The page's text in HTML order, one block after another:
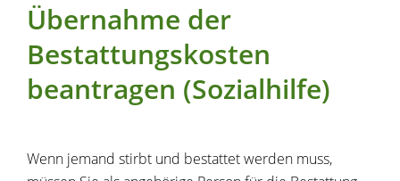
Übernahme der
Bestattungskosten
beantragen (Sozialhilfe)
Wenn jemand stirbt und bestattet werden muss,